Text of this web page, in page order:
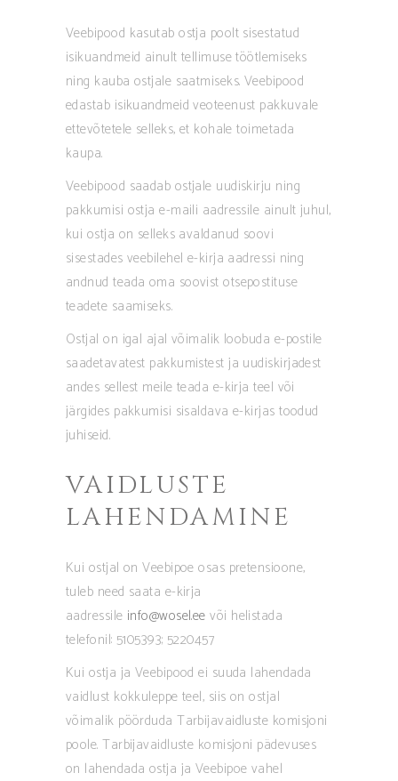
Veebipood kasutab ostja poolt sisestatud
isikuandmeid ainult tellimuse töötlemiseks
ning kauba ostjale saatmiseks. Veebipood
edastab isikuandmeid veoteenust pakkuvale
ettevõtetele selleks, et kohale toimetada
kaupa.
Veebipood saadab ostjale uudiskirju ning
pakkumisi ostja e-maili aadressile ainult juhul,
kui ostja on selleks avaldanud soovi
sisestades veebilehel e-kirja aadressi ning
andnud teada oma soovist otsepostituse
teadete saamiseks.
Ostjal on igal ajal võimalik loobuda e-postile
saadetavatest pakkumistest ja uudiskirjadest
andes sellest meile teada e-kirja teel või
järgides pakkumisi sisaldava e-kirjas toodud
juhiseid.
VAIDLUSTE
LAHENDAMINE
Kui ostjal on Veebipoe osas pretensioone,
tuleb need saata e-kirja
aadressile info@wosel.ee või helistada
telefonil: 5105393; 5220457
Kui ostja ja Veebipood ei suuda lahendada
vaidlust kokkuleppe teel, siis on ostjal
võimalik pöörduda Tarbijavaidluste komisjoni
poole. Tarbijavaidluste komisjoni pädevuses
on lahendada ostja ja Veebipoe vahel